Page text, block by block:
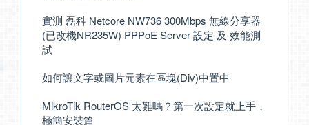
實測 磊科 Netcore NW736 300Mbps 無線分享器
(已改機NR235W) PPPoE Server 設定 及 效能測
試
如何讓文字或圖片元素在區塊(Div)中置中
MikroTik RouterOS 太難嗎？第一次設定就上手，
極簡安裝篇